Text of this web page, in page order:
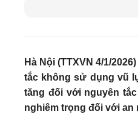
Hà Nội (TTXVN 4/1/
tắc không sử dụng vũ
tăng đối với nguyên
nghiêm trọng đối với an